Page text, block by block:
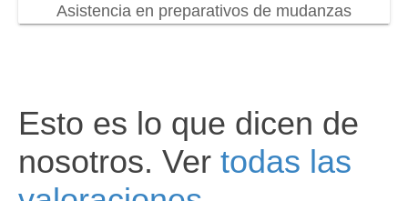
Asistencia en preparativos de mudanzas
Esto es lo que dicen de
nosotros. Ver todas las